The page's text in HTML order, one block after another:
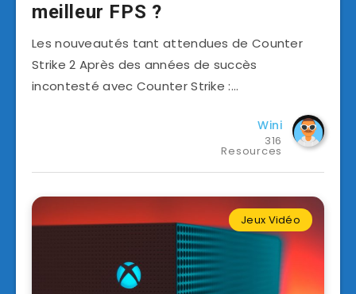
meilleur FPS ?
Les nouveautés tant attendues de Counter
Strike 2 Après des années de succès
incontesté avec Counter Strike :…
Wini
316
Resources
Jeux Vidéo